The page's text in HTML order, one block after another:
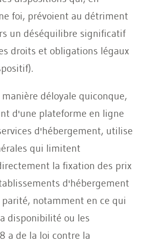
foi, prévoient au détriment
un déséquilibre significatif
droits et obligations légaux
déloyale quiconque,
d'une plateforme en ligne
d'hébergement, utilise
qui limitent
la fixation des prix
d'hébergement
parité, notamment en ce qui
disponibilité ou les
a de la loi contre la